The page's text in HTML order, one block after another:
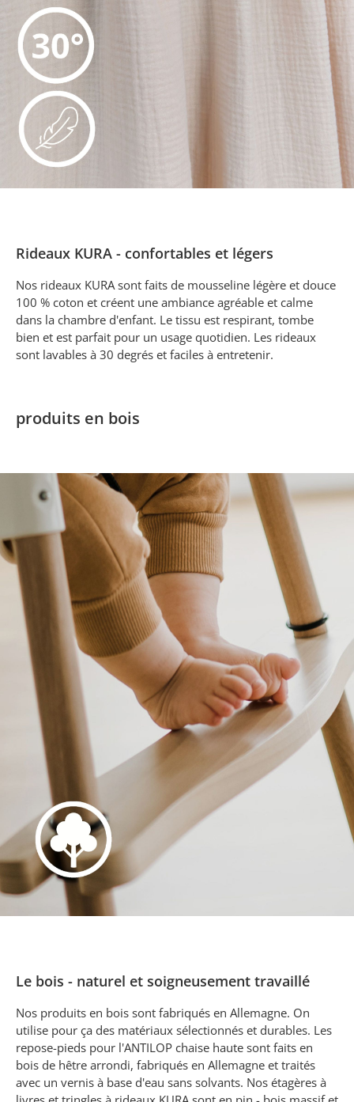
Rideaux KURA - confortables et légers
Nos rideaux KURA sont faits de mousseline légère et douce
100 % coton et créent une ambiance agréable et calme
dans la chambre d'enfant. Le tissu est respirant, tombe
bien et est parfait pour un usage quotidien. Les rideaux
sont lavables à 30 degrés et faciles à entretenir.
produits en bois
Le bois - naturel et soigneusement travaillé
Nos produits en bois sont fabriqués en Allemagne. On
utilise pour ça des matériaux sélectionnés et durables. Les
repose-pieds pour l'ANTILOP chaise haute sont faits en
bois de hêtre arrondi, fabriqués en Allemagne et traités
avec un vernis à base d'eau sans solvants. Nos étagères à